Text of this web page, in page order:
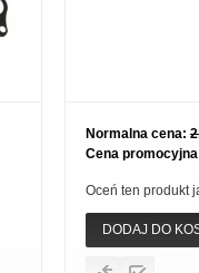
Normalna cena:
Cena
Oceń ten produkt
DODAJ DO